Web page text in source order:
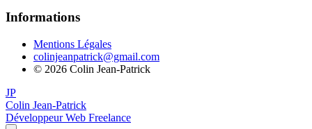
Informations
Mentions Légales
colinjeanpatrick@gmail.com
© 2026 Colin Jean-Patrick
JP
Colin Jean-Patrick
Développeur Web Freelance